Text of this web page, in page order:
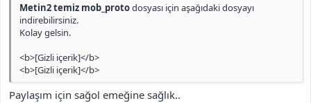
Metin2 temiz mob_protodosyası için aşağıdaki dosyayı
indirebilirsiniz.
Kolay gelsin.
<b>[Gizli içerik]</b>
<b>[Gizli içerik]</b>
Paylaşım için sağol emeğine sağlık..